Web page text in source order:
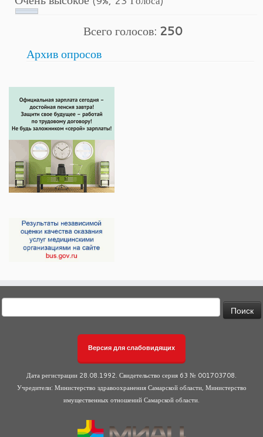
Всего голосов: 250
Архив опросов
Версия для слабовидящих
Дата регистрации 28.08.1992. Свидетельство серия 63 № 001703708.
Учредители: Министерство здравоохранения Самарской области, Министерство
имущественных отношений Самарской области.